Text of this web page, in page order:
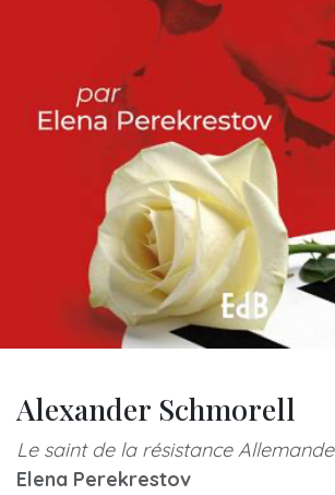
Alexander Schmorell
Le saint de la résistance Allemande
Elena Perekrestov